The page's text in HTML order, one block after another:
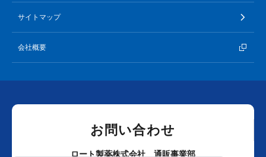
サイトマップ
会社概要
お問い合わせ
ロート製薬株式会社 通販事業部